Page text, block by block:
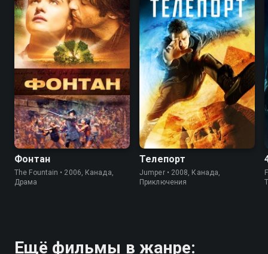
7.4 7.1
Фонтан
The Fountain • 2006, Канада,
Драма
7.0 6.1
Телепорт
Jumper • 2008, Канада,
Приключения
Ещё фильмы в жанре: